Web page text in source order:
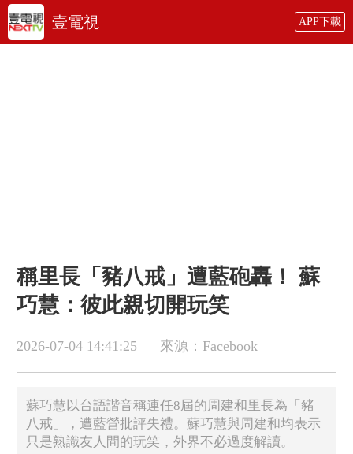
壹電視 APP下載
稱里長「豬八戒」遭藍砲轟！ 蘇
巧慧：彼此親切開玩笑
2026-07-04 14:41:25 來源：Facebook
蘇巧慧以台語諧音稱連任8屆的周建和里長為「豬
八戒」，遭藍營批評失禮。蘇巧慧與周建和均表示
只是熟識友人間的玩笑，外界不必過度解讀。